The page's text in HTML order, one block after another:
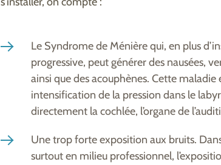
Le Syndrome de Ménière qui, en plus
progressive, peut générer des nausées,
ainsi que des acouphènes. Cette maladie
intensification de la pression dans le
directement la cochlée, l’organe de
Une trop forte exposition aux bruits.
surtout en milieu professionnel,